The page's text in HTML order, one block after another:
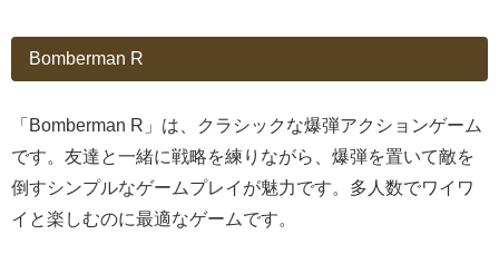
Bomberman R
「Bomberman R」は、クラシックな爆弾アクションゲーム
です。友達と一緒に戦略を練りながら、爆弾を置いて敵を
倒すシンプルなゲームプレイが魅力です。多人数でワイワ
イと楽しむのに最適なゲームです。